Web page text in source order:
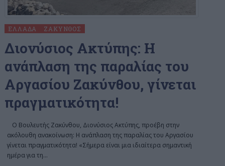
ΕΛΛΆΔΑ ΖΆΚΥΝΘΟΣ
Διονύσιος Ακτύπης: Η
ανάπλαση της παραλίας του
Αργασίου Ζακύνθου, γίνεται
πραγματικότητα!
Ο Βουλευτής Ζακύνθου, Διονύσιος Ακτύπης, προέβη στην
ακόλουθη ανακοίνωση: Η ανάπλαση της παραλίας του Αργασίου
γίνεται πραγματικότητα! «Σήμερα είναι μια ιδιαίτερα σημαντική
ημέρα για τη…